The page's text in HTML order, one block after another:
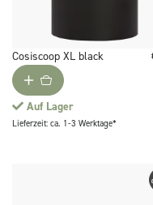
Cosiscoop XL black
Auf Lager
Lieferzeit: ca. 1-3 Werktage*